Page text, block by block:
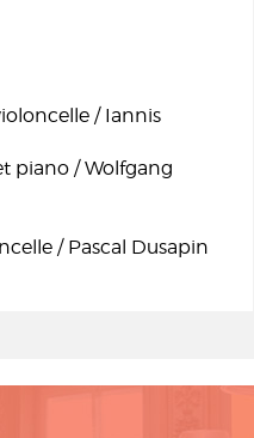
/ Iannis
piano / Wolfgang
/ Pascal Dusapin